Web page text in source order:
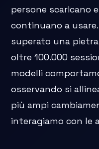
persone scaricano
continuano a
superato una
oltre 100.000
modelli
osservando si
più ampi
interagiamo con le